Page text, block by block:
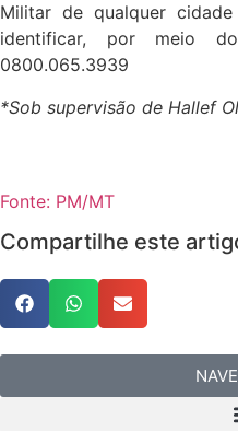
Militar de qualquer
identificar, por meio
0800.065.3939
*Sob supervisão de Hallef
Fonte: PM/MT
Compartilhe este